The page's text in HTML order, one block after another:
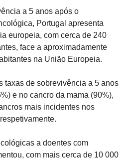
a 5 anos após o
Portugal apresenta
europeia, com cerca de 240
face a aproximadamente
na União Europeia.
taxas de sobrevivência a 5 anos
e no cancro da mama (90%),
mais incidentes nos
a doentes com
com mais cerca de 10 000